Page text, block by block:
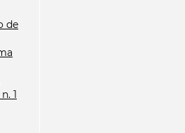
de
1